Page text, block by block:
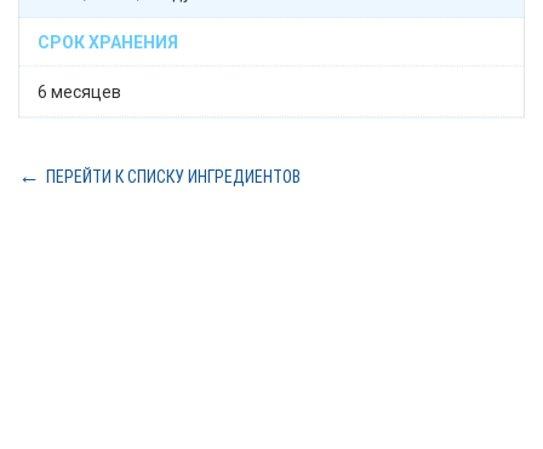
СРОК ХРАНЕНИЯ
6 месяцев
ПЕРЕЙТИ К СПИСКУ ИНГРЕДИЕНТОВ